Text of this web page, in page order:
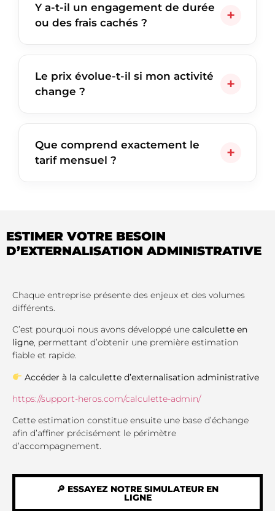
Y a-t-il un engagement de durée
ou des frais cachés ?
Le prix évolue-t-il si mon activité
change ?
Que comprend exactement le
tarif mensuel ?
ESTIMER VOTRE BESOIN
D’EXTERNALISATION ADMINISTRATIVE
Chaque entreprise présente des enjeux et des volumes
différents.
C’est pourquoi nous avons développé une calculette en
ligne, permettant d’obtenir une première estimation
fiable et rapide.
Accéder à la calculette d’externalisation administrative
https://support-heros.com/calculette-admin/
Cette estimation constitue ensuite une base d’échange
afin d’affiner précisément le périmètre
d’accompagnement.
🔎 ESSAYEZ NOTRE SIMULATEUR EN
LIGNE